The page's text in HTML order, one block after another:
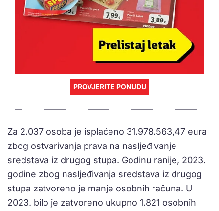
PROVJERITE PONUDU
Za 2.037 osoba je isplaćeno 31.978.563,47 eura
zbog ostvarivanja prava na nasljeđivanje
sredstava iz drugog stupa. Godinu ranije, 2023.
godine zbog nasljeđivanja sredstava iz drugog
stupa zatvoreno je manje osobnih računa. U
2023. bilo je zatvoreno ukupno 1.821 osobnih